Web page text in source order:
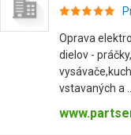
Oprava
dielov -
vstavaných a ...